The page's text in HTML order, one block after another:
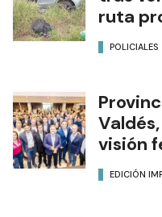
ruta
POLICIALES
visión
EDICIÓN